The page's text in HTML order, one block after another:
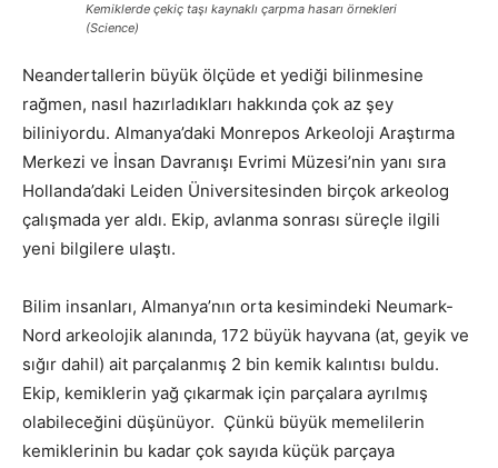
Kemiklerde çekiç taşı kaynaklı çarpma hasarı örnekleri
(Science)
Neandertallerin büyük ölçüde et yediği bilinmesine
rağmen, nasıl hazırladıkları hakkında çok az şey
biliniyordu. Almanya’daki Monrepos Arkeoloji Araştırma
Merkezi ve İnsan Davranışı Evrimi Müzesi’nin yanı sıra
Hollanda’daki Leiden Üniversitesinden birçok arkeolog
çalışmada yer aldı. Ekip, avlanma sonrası süreçle ilgili
yeni bilgilere ulaştı.
Bilim insanları, Almanya’nın orta kesimindeki Neumark-
Nord arkeolojik alanında, 172 büyük hayvana (at, geyik ve
sığır dahil) ait parçalanmış 2 bin kemik kalıntısı buldu.
Ekip, kemiklerin yağ çıkarmak için parçalara ayrılmış
olabileceğini düşünüyor. Çünkü büyük memelilerin
kemiklerinin bu kadar çok sayıda küçük parçaya